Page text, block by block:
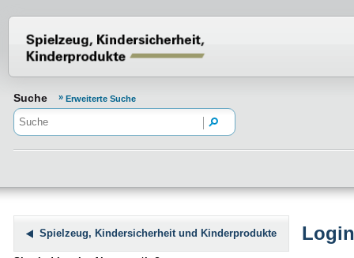
Suche Erweiterte Suche
Spielzeug, Kindersicherheit und Kinderprodukte